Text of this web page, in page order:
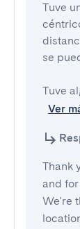
Tuve
se
Tuve
Ver
Thank
and
We're